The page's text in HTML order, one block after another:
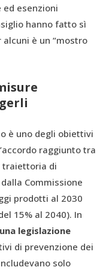
ed esenzioni
hanno fatto sì
è un “mostro
è uno degli obiettivi
raggiunto tra
traiettoria di
Commissione
prodotti al 2030
15% al 2040). In
legislazione
di prevenzione dei
solo